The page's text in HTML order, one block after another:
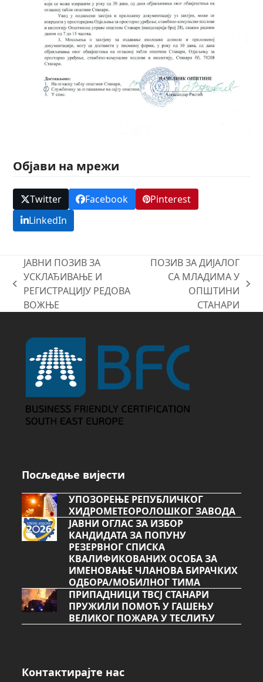
Објави на мрежи
Twitter Facebook
Pinterest
LinkedIn
previous
post:
ЈАВНИ ПОЗИВ ЗА
УСКЛАЂИВАЊЕ И
РЕГИСТРАЦИЈУ РЕДОВА
ВОЖЊЕ
ПОЗИВ ЗА ДИЈАЛОГ
СА МЛАДИМА У
ОПШТИНИ
СТАНАРИ
Посљедње вијести
УПОЗОРЕЊЕ РЕПУБЛИЧКОГ
ХИДРОМЕТЕОРОЛОШКОГ ЗАВОДА
ЈАВНИ ОГЛАС ЗА ИЗБОР
КАНДИДАТА ЗА ПОПУНУ
РЕЗЕРВНОГ СПИСКА
КВАЛИФИКОВАНИХ ОСОБА ЗА
ИМЕНОВАЊЕ ЧЛАНОВА БИРАЧКИХ
ОДБОРА/МОБИЛНОГ ТИМА
ПРИПАДНИЦИ ТВСЈ СТАНАРИ
ПРУЖИЛИ ПОМОЋ У ГАШЕЊУ
ВЕЛИКОГ ПОЖАРА У ТЕСЛИЋУ
Контактирајте нас